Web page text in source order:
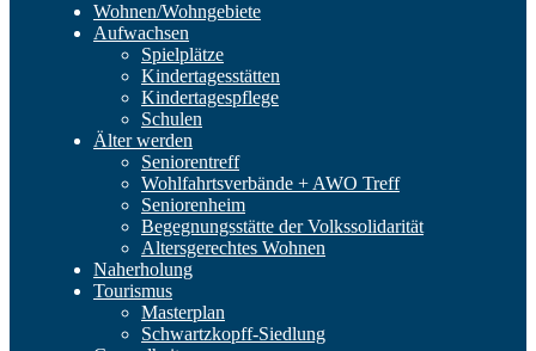
Wohnen/Wohngebiete
Aufwachsen
Spielplätze
Kindertagesstätten
Kindertagespflege
Schulen
Älter werden
Seniorentreff
Wohlfahrtsverbände + AWO Treff
Seniorenheim
Begegnungsstätte der Volkssolidarität
Altersgerechtes Wohnen
Naherholung
Tourismus
Masterplan
Schwartzkopff-Siedlung